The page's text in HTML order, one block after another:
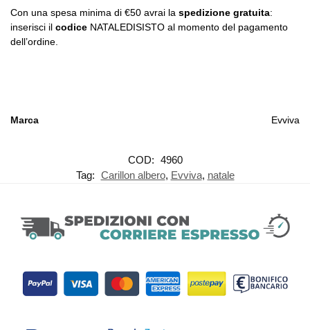
Con una spesa minima di €50 avrai la spedizione gratuita:
inserisci il codice NATALEDISISTO al momento del pagamento
dell’ordine.
Marca Evviva
COD: 4960
Tag: Carillon albero, Evviva, natale